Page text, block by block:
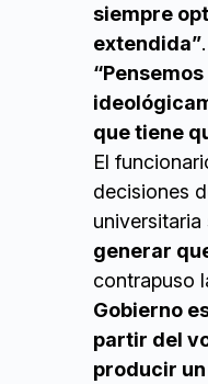
siempre
extendida”
que tiene
El
decisiones
universitaria
generar
contrapuso
Gobierno
partir del
producir